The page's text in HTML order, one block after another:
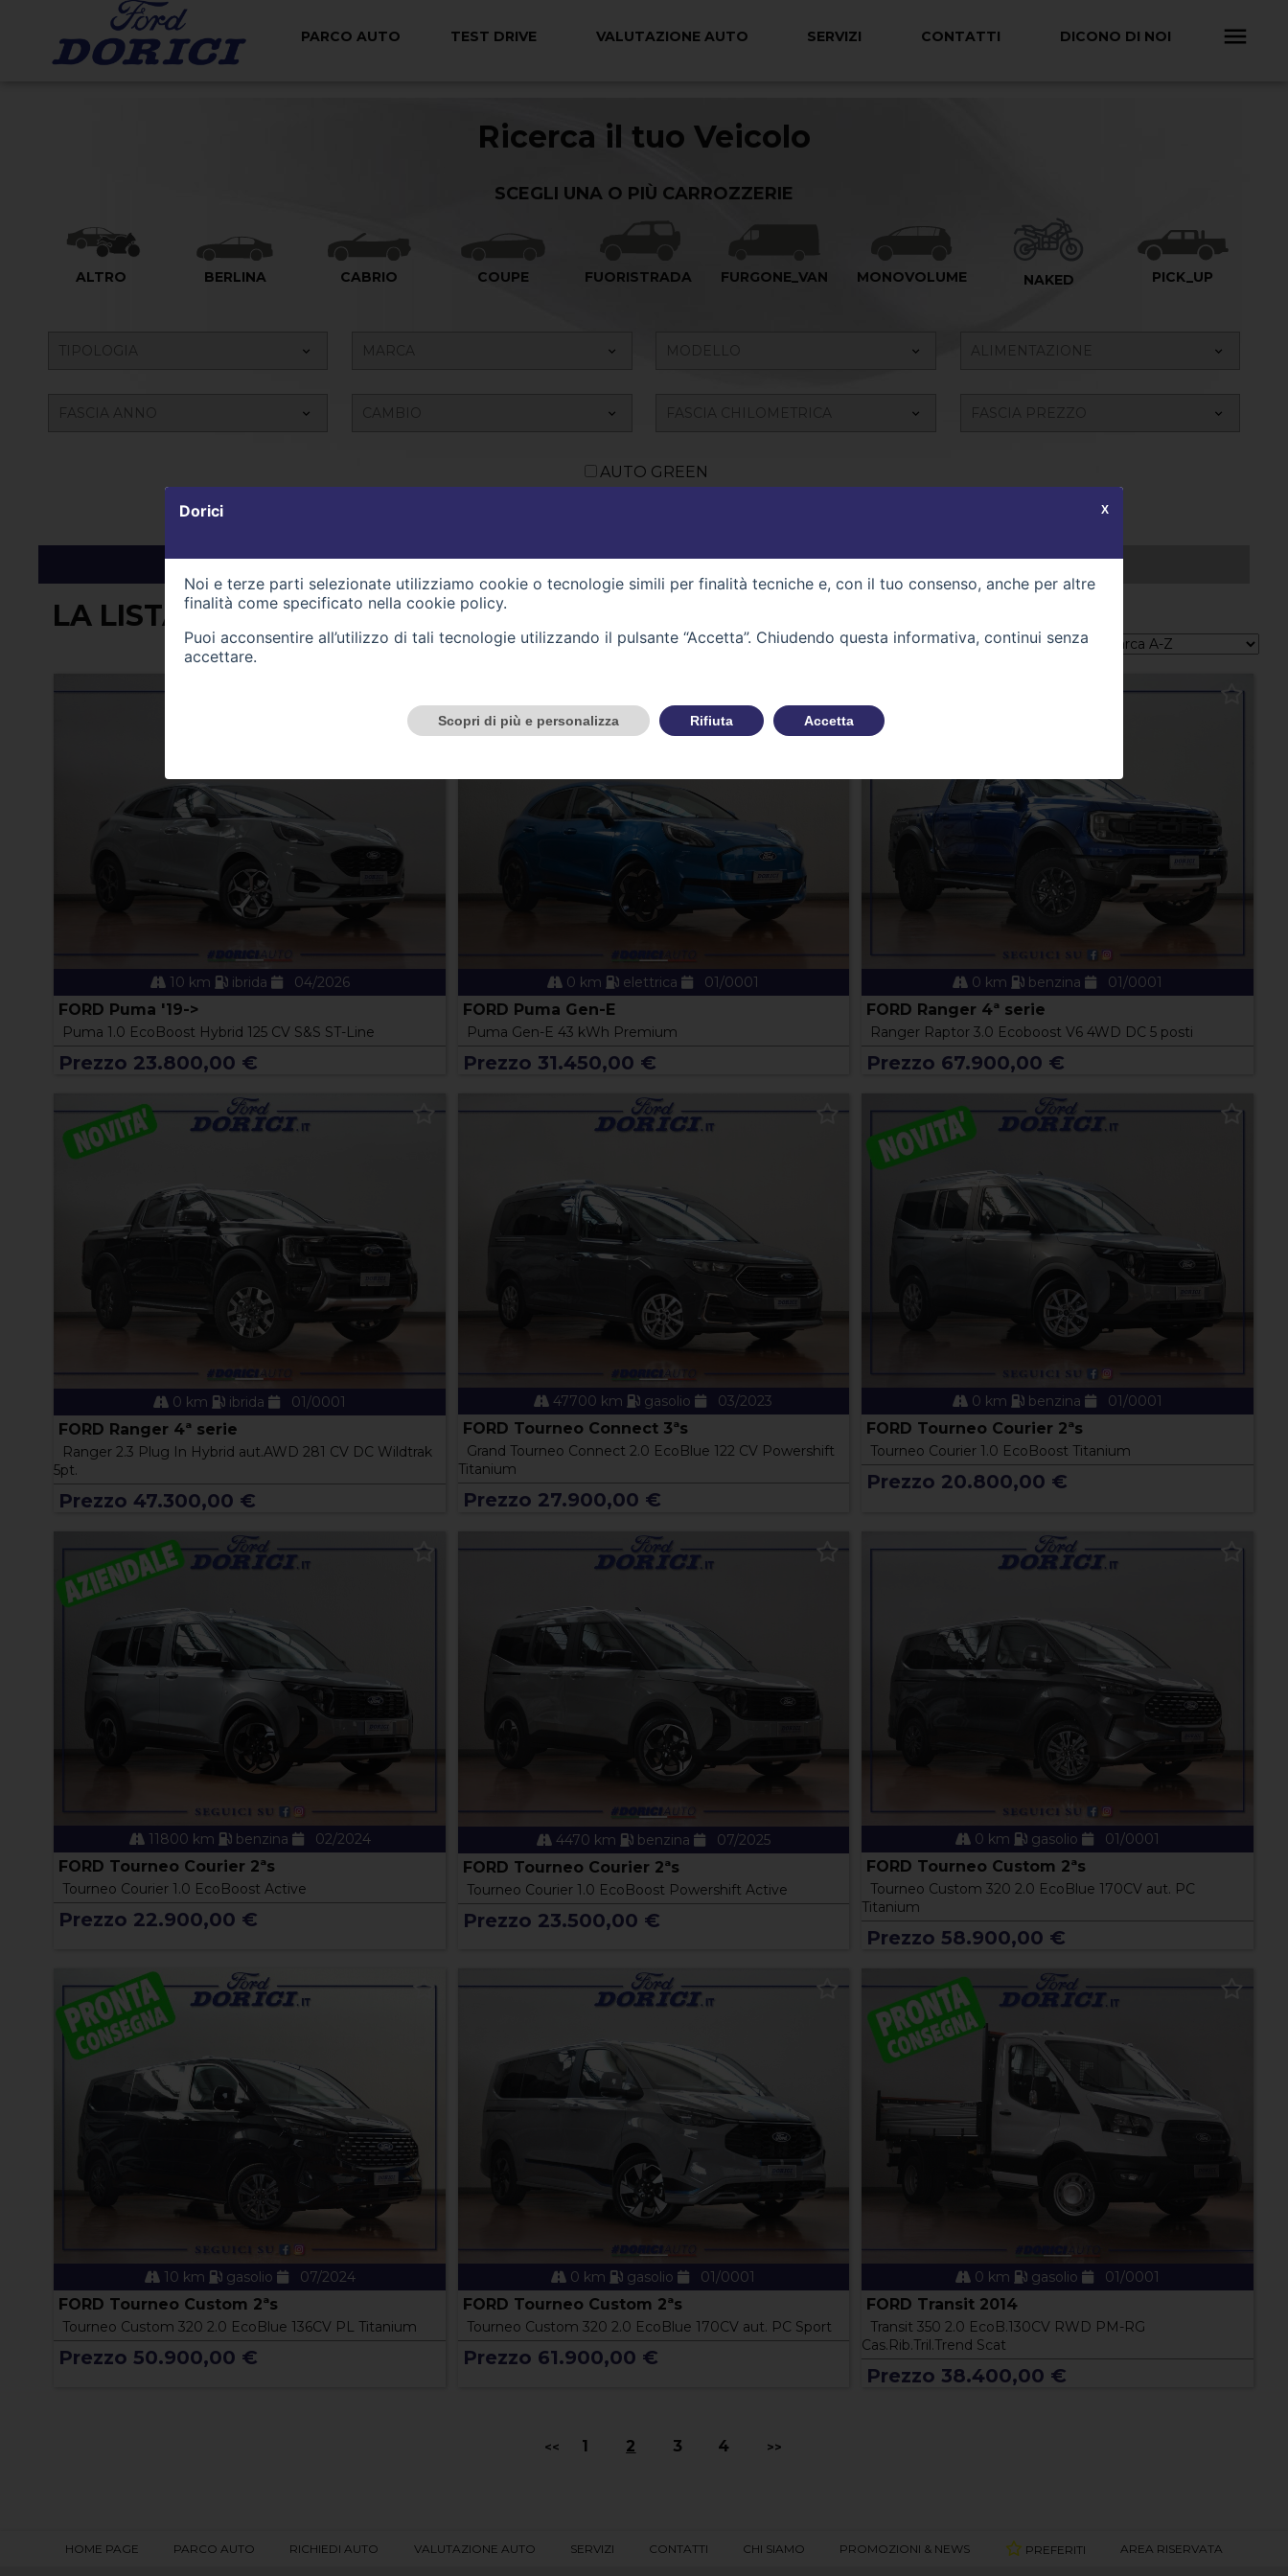
PARCO AUTO TEST DRIVE VALUTAZIONE AUTO SERVIZI CONTATTI DICONO DI NOI
Ricerca il tuo Veicolo
SCEGLI UNA O PIÙ CARROZZERIE
ALTRO BERLINA CABRIO COUPE FUORISTRADA FURGONE_VAN MONOVOLUME NAKED PICK_UP
AUTO GREEN
RICHIEDI UNA VETTURA
LA LISTA CONTIENE (41) VEICOLI
Ordina per:
10 km ibrida 04/2026
FORD Puma '19->
Puma 1.0 EcoBoost Hybrid 125 CV S&S ST-Line
Prezzo 23.800,00 €
0 km elettrica 01/0001
FORD Puma Gen-E
Puma Gen-E 43 kWh Premium
Prezzo 31.450,00 €
0 km benzina 01/0001
FORD Ranger 4ª serie
Ranger Raptor 3.0 Ecoboost V6 4WD DC 5 posti
Prezzo 67.900,00 €
0 km ibrida 01/0001
FORD Ranger 4ª serie
Ranger 2.3 Plug In Hybrid aut.AWD 281 CV DC Wildtrak
5pt.
Prezzo 47.300,00 €
47700 km gasolio 03/2023
FORD Tourneo Connect 3ªs
Grand Tourneo Connect 2.0 EcoBlue 122 CV Powershift
Titanium
Prezzo 27.900,00 €
0 km benzina 01/0001
FORD Tourneo Courier 2ªs
Tourneo Courier 1.0 EcoBoost Titanium
Prezzo 20.800,00 €
11800 km benzina 02/2024
FORD Tourneo Courier 2ªs
Tourneo Courier 1.0 EcoBoost Active
Prezzo 22.900,00 €
4470 km benzina 07/2025
FORD Tourneo Courier 2ªs
Tourneo Courier 1.0 EcoBoost Powershift Active
Prezzo 23.500,00 €
0 km gasolio 01/0001
FORD Tourneo Custom 2ªs
Tourneo Custom 320 2.0 EcoBlue 170CV aut. PC
Titanium
Prezzo 58.900,00 €
10 km gasolio 07/2024
FORD Tourneo Custom 2ªs
Tourneo Custom 320 2.0 EcoBlue 136CV PL Titanium
Prezzo 50.900,00 €
0 km gasolio 01/0001
FORD Tourneo Custom 2ªs
Tourneo Custom 320 2.0 EcoBlue 170CV aut. PC Sport
Prezzo 61.900,00 €
0 km gasolio 01/0001
FORD Transit 2014
Transit 350 2.0 EcoB.130CV RWD PM-RG
Cas.Rib.Tril.Trend Scat
Prezzo 38.400,00 €
<< 1 2 3 4 >>
HOME PAGE PARCO AUTO RICHIEDI AUTO VALUTAZIONE AUTO SERVIZI CONTATTI CHI SIAMO PROMOZIONI & NEWS PREFERITI AREA RISERVATA
Dorici
Noi e terze parti selezionate utilizziamo cookie o tecnologie simili per finalità tecniche e, con il tuo consenso, anche per altre
finalità come specificato nella cookie policy.
Puoi acconsentire all’utilizzo di tali tecnologie utilizzando il pulsante “Accetta”. Chiudendo questa informativa, continui senza
accettare.
Scopri di più e personalizza Rifiuta Accetta
X